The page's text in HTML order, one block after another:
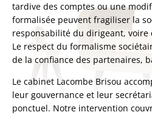
tardive des comptes ou une
formalisée peuvent fragiliser la
responsabilité du dirigeant, voire
Le respect du formalisme
de la confiance des partenaires,
Le cabinet Lacombe Brisou
leur gouvernance et leur
ponctuel. Notre intervention